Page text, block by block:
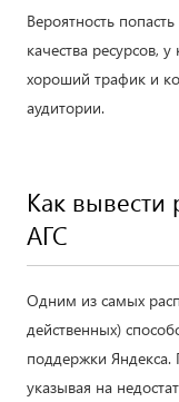
Вероятность
качества ресурсов,
хороший трафик и
аудитории.
Как вывести
АГС
Одним из самых
действенных)
поддержки Яндекса.
указывая на